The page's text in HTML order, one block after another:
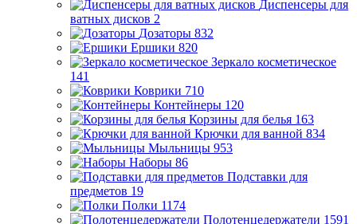
Диспенсеры для
ватных дисков 2
Дозаторы 832
Ершики 820
Зеркало косметическое
141
Коврики 710
Контейнеры 120
Корзины для белья 163
Крючки для ванной 834
Мыльницы 953
Наборы 86
Подставки для
предметов 19
Полки 1174
Полотенцедержатели 1591